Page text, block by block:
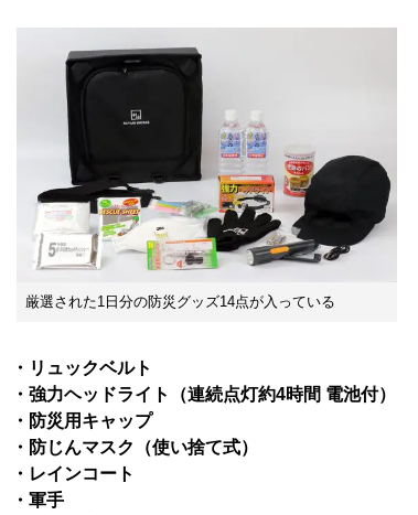
厳選された1日分の防災グッズ14点が入っている
・リュックベルト
・強力ヘッドライト（連続点灯約4時間 電池付）
・防災用キャップ
・防じんマスク（使い捨て式）
・レインコート
・軍手